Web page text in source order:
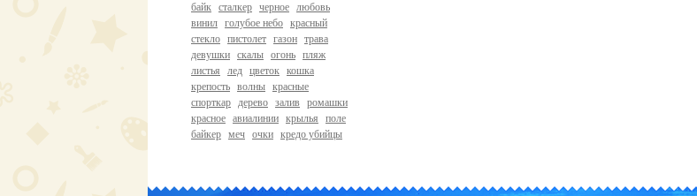
байк сталкер черное любовь
винил голубое небо красный
стекло пистолет газон трава
девушки скалы огонь пляж
листья
лед цветок кошка
крепость волны красные
спорткар дерево залив ромашки
красное авиалинии крылья
поле
байкер меч очки кредо убийцы